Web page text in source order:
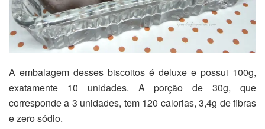
A embalagem desses biscoitos é deluxe e possui 100g,
exatamente 10 unidades. A porção de 30g, que
corresponde a 3 unidades, tem 120 calorias, 3,4g de fibras
e zero sódio.